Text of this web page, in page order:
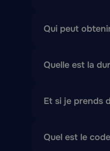
Qui peut
Quelle est la
Et si je prends
Quel est le